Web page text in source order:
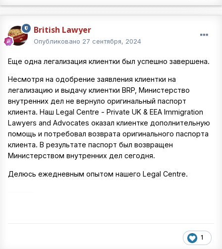
British Lawyer
Опубликовано 27 сентября, 2024
Еще одна легализация клиентки был успешно завершена.
Несмотря на одобрение заявления клиентки на
легализацию и выдачу клиентки BRP, Министерство
внутренних дел не вернуло оригинальный паспорт
клиента. Наш Legal Centre - Private UK & EEA Immigration
Lawyers and Advocates оказал клиентке дополнительную
помощь и потребовал возврата оригинального паспорта
клиента. В результате паспорт был возвращен
Министерством внутренних дел сегодня.
Делюсь ежедневным опытом нашего Legal Centre.
1